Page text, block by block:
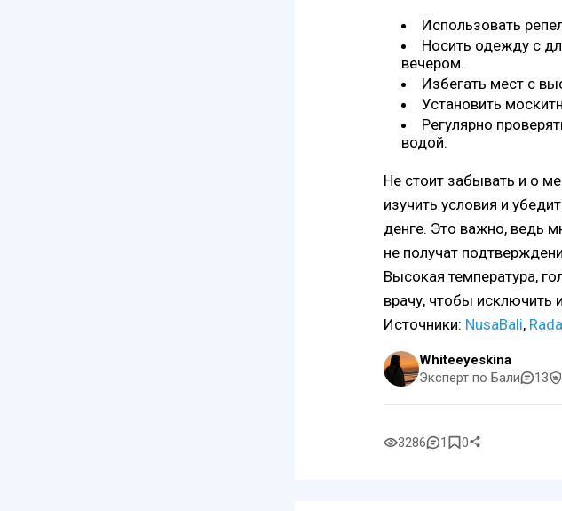
Использовать
Носить одежду с
вечером.
Избегать мест с
Установить
Регулярно
водой.
Не стоит забывать и о
изучить условия и
денге. Это важно, ведь
не получат
Высокая температура,
врачу, чтобы исключить
Источники: NusaBali,
Whiteeyeskina
Эксперт по Бали
13
3286 1 0